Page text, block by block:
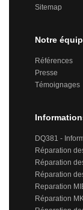
Sitemap
Notre
Références
Presse
Témoignages
DQ381 -
Réparation
Réparation
Réparation
Reparation
Réparation